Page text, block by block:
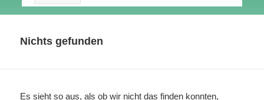
nach:
Nichts gefunden
Es sieht so aus, als ob wir nicht das finden konnten,